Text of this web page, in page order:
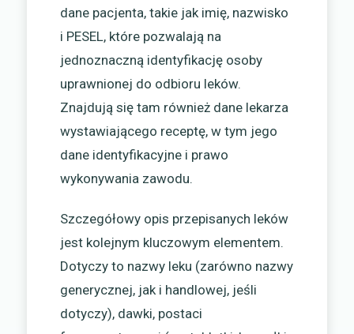
dane pacjenta, takie jak imię, nazwisko
i PESEL, które pozwalają na
jednoznaczną identyfikację osoby
uprawnionej do odbioru leków.
Znajdują się tam również dane lekarza
wystawiającego receptę, w tym jego
dane identyfikacyjne i prawo
wykonywania zawodu.
Szczegółowy opis przepisanych leków
jest kolejnym kluczowym elementem.
Dotyczy to nazwy leku (zarówno nazwy
generycznej, jak i handlowej, jeśli
dotyczy), dawki, postaci